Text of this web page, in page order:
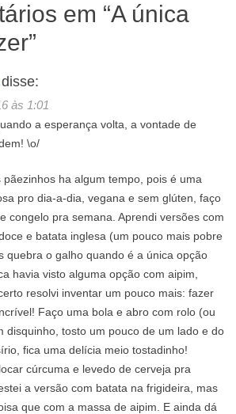
em “A única
”
disse:
às 1:01
a esperança volta, a vontade de
\o/
pãezinhos ha algum tempo, pois é uma
pro dia-a-dia, vegana e sem glúten, faço
congelo pra semana. Aprendi versões com
e batata inglesa (um pouco mais pobre
quebra o galho quando é a única opção
havia visto alguma opção com aipim,
resolvi inventar um pouco mais: fazer
Faço uma bola e abro com rolo (ou
disquinho, tosto um pouco de um lado e do
fica uma delícia meio tostadinho!
cúrcuma e levedo de cerveja pra
a versão com batata na frigideira, mas
que com a massa de aipim. E ainda dá